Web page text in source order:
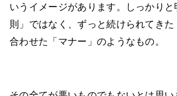
いうイメージがあります。しっかり
則」ではなく、ずっと続けられてき
合わせた「マナー」のようなもの。